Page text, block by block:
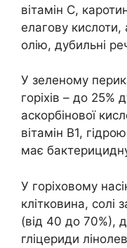
вітамін C,
елагову кислоти,
олію, дубильні
У зеленому
горіхів – до 25%
аскорбінової
вітамін B1,
має
У горіховому
клітковина, солі
(від 40 до 70%),
гліцериди